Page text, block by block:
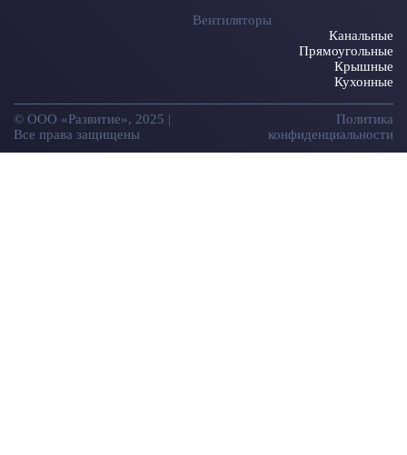
Вентиляторы
Канальные
Прямоугольные
Крышные
Кухонные
© ООО «Развитие», 2025 |
Все права защищены
Политика
конфиденциальности